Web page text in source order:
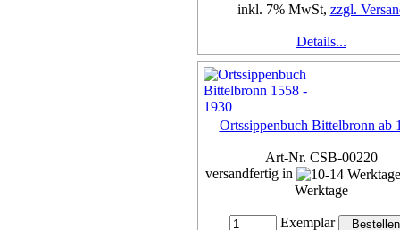
inkl. 7% MwSt, zzgl.
Details...
Ortssippenbuch Bittelbronn ab
Art-Nr. CSB-00220
versandfertig in
Werktage
Exemplar